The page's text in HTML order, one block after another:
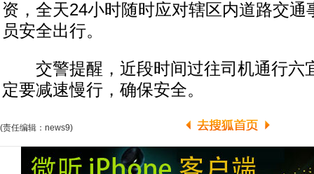
资，全天24小时随时应对辖区内道路交通
员安全出行。
交警提醒，近段时间过往司机通行六
定要减速慢行，确保安全。
(责任编辑：news9)